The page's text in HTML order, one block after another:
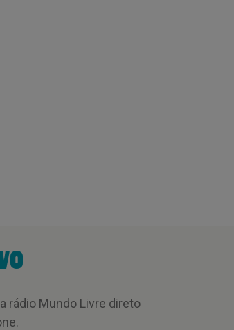
rádio Mundo Livre direto